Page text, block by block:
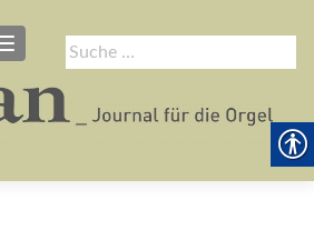
Suche
nach:
SCHALTE NAVIGATION